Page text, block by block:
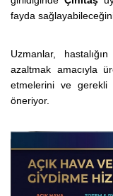
fayda
Uzmanlar,
azaltmak amacıyla
etmelerini ve gerekli
öneriyor.